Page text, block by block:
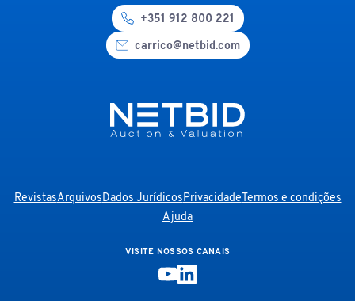
+351 912 800 221
carrico@netbid.com
RevistasArquivosDados JurídicosPrivacidadeTermos e condições
Ajuda
VISITE NOSSOS CANAIS